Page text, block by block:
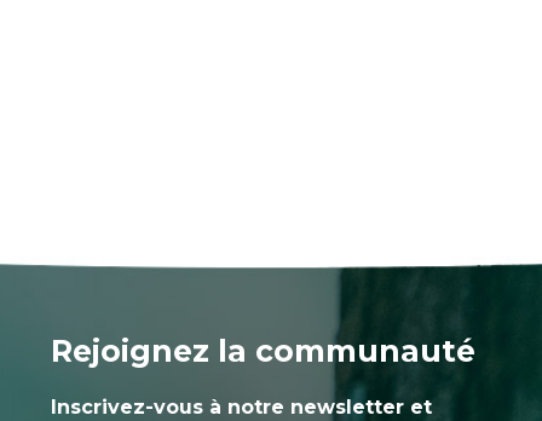
Rejoignez la communauté
Inscrivez-vous à notre newsletter et